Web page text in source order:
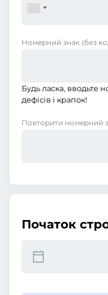
Номерний знак (без
Будь ласка, вводьте
дефісів і крапок!
Повторити номерний
Початок